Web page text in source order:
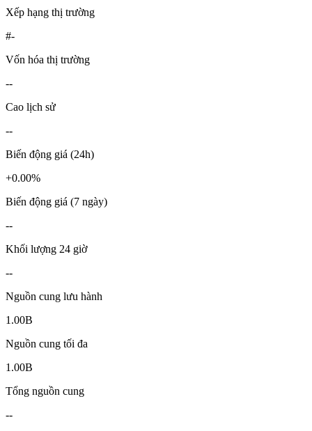
Xếp hạng thị trường
#-
Vốn hóa thị trường
--
Cao lịch sử
--
Biến động giá (24h)
+0.00%
Biến động giá (7 ngày)
--
Khối lượng 24 giờ
--
Nguồn cung lưu hành
1.00B
Nguồn cung tối đa
1.00B
Tổng nguồn cung
--